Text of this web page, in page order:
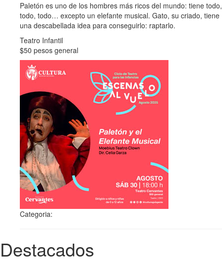
Paletón es uno de los hombres más ricos del mundo: tiene todo,
todo, todo… excepto un elefante musical. Gato, su criado, tiene
una descabellada idea para conseguirlo: raptarlo.
Teatro Infantil
$50 pesos general
Categoria:
Destacados